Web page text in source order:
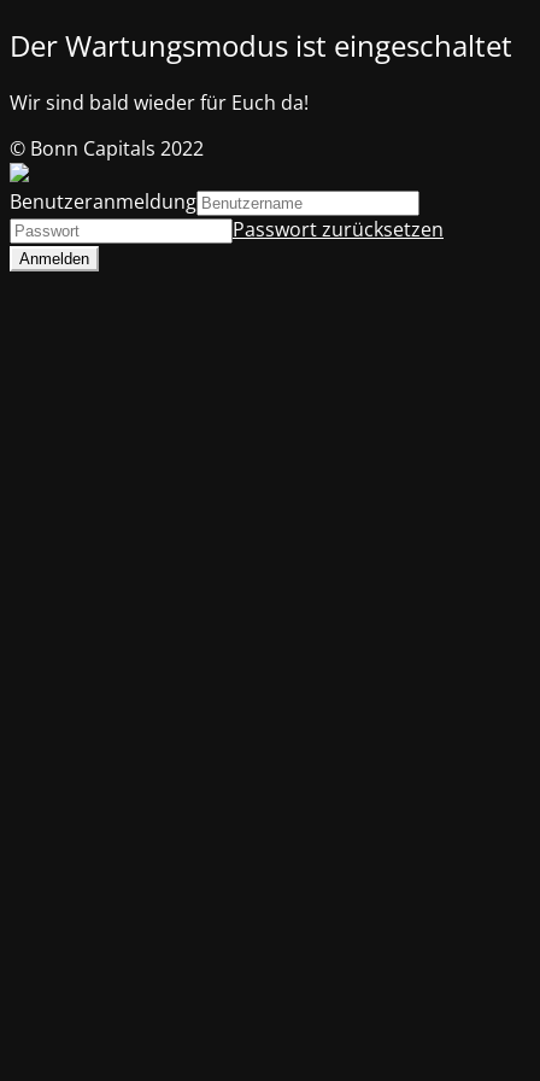
Der Wartungsmodus ist eingeschaltet
Wir sind bald wieder für Euch da!
© Bonn Capitals 2022
Benutzeranmeldung
Passwort zurücksetzen